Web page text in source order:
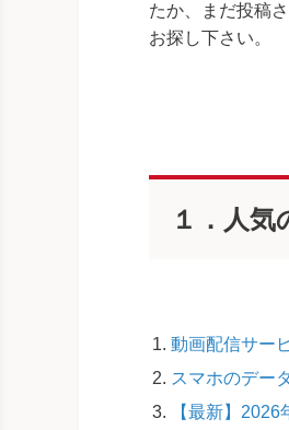
たか、まだ投稿
お探し下さい。
１．人気
動画配信サー
スマホのデー
【最新】